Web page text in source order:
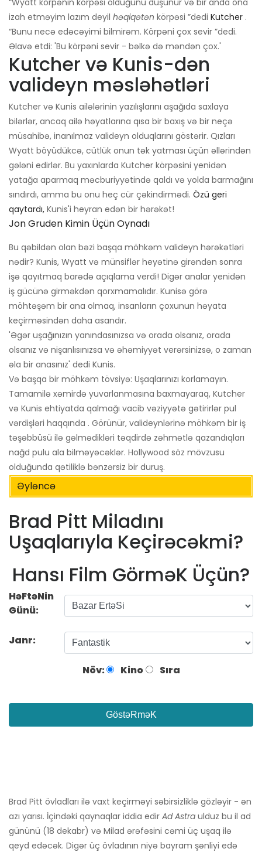
“Wyatt körpənin körpəsi olduğunu düşünür və bir anda ona
izah etməyim lazım deyil həqiqətən körpəsi ”dedi Kutcher .
“Bunu necə edəcəyimi bilmirəm. Körpəni çox sevir ”dedi.
Əlavə etdi: 'Bu körpəni sevir - bəlkə də məndən çox.'
Kutcher və Kunis-dən
valideyn məsləhətləri
Kutcher və Kunis ailələrinin yazılışlarını aşağıda saxlaya
bilərlər, ancaq ailə həyatlarına qısa bir baxış və bir neçə
müsahibə, inanılmaz valideyn olduqlarını göstərir. Qızları
Wyatt böyüdükcə, cütlük onun tək yatması üçün əllərindən
gələni edirlər. Bu yaxınlarda Kutcher körpəsini yenidən
yatağa aparmaq məcburiyyətində qaldı və yolda barmağını
sındırdı, amma bu onu heç cür çəkindirmədi. Özü geri
qaytardı, Kunis'i heyran edən bir hərəkət!
Jon Gruden Kimin Üçün Oynadı
Bu qəbildən olan bəzi başqa möhkəm valideyn hərəkətləri
nədir? Kunis, Wyatt və münsiflər heyətinə girəndən sonra
işə qayıtmaq barədə açıqlama verdi! Digər analar yenidən
iş gücünə girməkdən qorxmamalıdır. Kunisə görə
möhtəşəm bir ana olmaq, insanların çoxunun həyata
keçirməsindən daha asandır.
'Əgər uşağınızın yanındasınızsa və orada olsanız, orada
olsanız və nişanlısınızsa və əhəmiyyət verərsinizsə, o zaman
əla bir anasınız' dedi Kunis.
Və başqa bir möhkəm tövsiyə: Uşaqlarınızı korlamayın.
Tamamilə xəmirdə yuvarlanmasına baxmayaraq, Kutcher
və Kunis ehtiyatda qalmağı vacib vəziyyətə gətirirlər pul
vərdişləri haqqında . Görünür, valideynlərinə möhkəm bir iş
təşəbbüsü ilə gəlmədikləri təqdirdə zəhmətlə qazandıqları
nağd pulu ala bilməyəcəklər. Hollywood söz mövzusu
olduğunda qətiliklə bənzərsiz bir duruş.
Əyləncə
Brad Pitt Miladını
Uşaqlarıyla Keçirəcəkmi?
Hansı Film GörməK Üçün?
HəFtəNin
Günü:
Janr:
Növ: Kino Sıra
GöstəRməK
Brad Pitt övladları ilə vaxt keçirməyi səbirsizliklə gözləyir - ən
azı yarısı. İçindəki qaynaqlar iddia edir Ad Astra ulduz bu il ad
gününü (18 dekabr) və Milad ərəfəsini cəmi üç uşaq ilə
qeyd edəcək. Digər üç övladının niyə bayram şənliyi edə